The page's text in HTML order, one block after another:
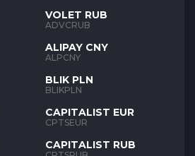
VOLET RUB
ADVCRUB
ALIPAY CNY
ALPCNY
BLIK PLN
BLIKPLN
CAPITALIST EUR
CPTSEUR
CAPITALIST RUB